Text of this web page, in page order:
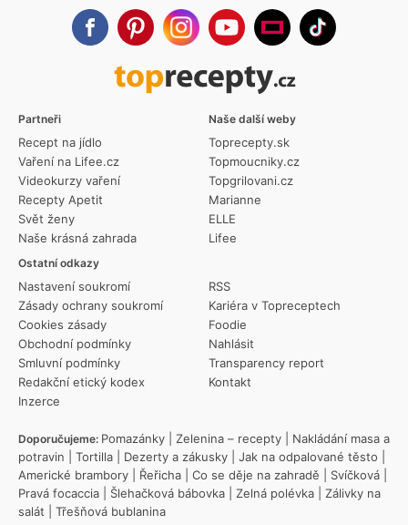
Partneři
Recept na jídlo
Vaření na Lifee.cz
Videokurzy vaření
Recepty Apetit
Svět ženy
Naše krásná zahrada
Ostatní odkazy
Nastavení soukromí
Zásady ochrany soukromí
Cookies zásady
Obchodní podmínky
Smluvní podmínky
Redakční etický kodex
Inzerce
RSS
Kariéra v Topreceptech
Foodie
Nahlásit
Transparency report
Kontakt
Naše další weby
Toprecepty.sk
Topmoucniky.cz
Topgrilovani.cz
Marianne
ELLE
Lifee
Doporučujeme: Pomazánky Zelenina – recepty
Nakládání masa a
potravin
Tortilla Dezerty a zákusky Jak na odpalované těsto
Americké brambory
Řeřicha Co se děje na zahradě Svíčková
Pravá focaccia
Šlehačková bábovka Zelná polévka
Zálivky na
salát
Třešňová bublanina